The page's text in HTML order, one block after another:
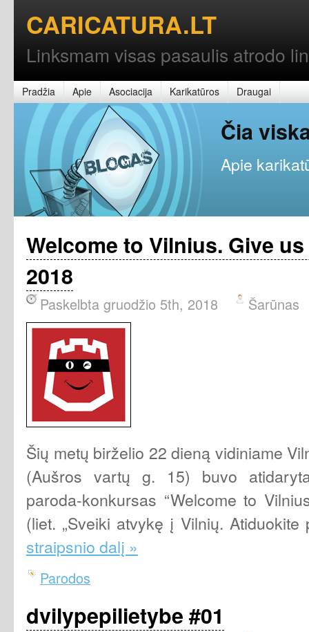
CARICATURA.LT
Linksmam visas pasaulis atrodo
Pradžia Apie Asociacija Karikatūros Draugai
Čia
Apie
Welcome to Vilnius. Give
2018
Paskelbta gruodžio 5th, 2018 Šarūnas
Šių metų birželio 22 dieną vidiniame
(Aušros vartų g. 15) buvo
paroda-konkursas “Welcome to
(liet. „Sveiki atvykę į Vilnių. Atiduokite
straipsnio dalį »
Parodos
dvilypepilietybe #01